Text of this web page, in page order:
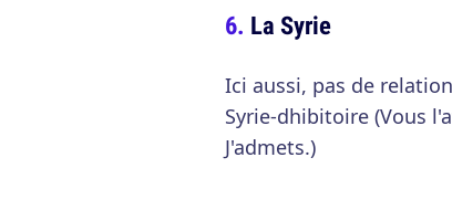
La Syrie
Ici aussi, pas de
Syrie-dhibitoire (Vous
J'admets.)